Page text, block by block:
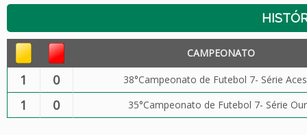
CAMPEONATO
1 0 38°Campeonato de Futebol 7- Série
1 0 35°Campeonato de Futebol 7- Série